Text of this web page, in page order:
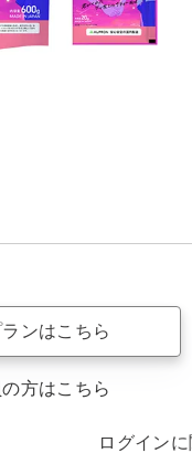
ンはこちら
方はこちら
ログイン